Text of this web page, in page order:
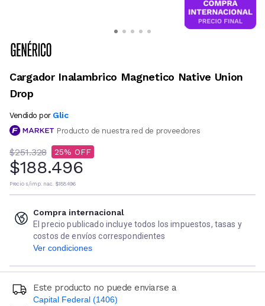
Cargador Inalambrico Magnetico Native Union
Drop
Vendido por Glic
Producto de nuestra red de proveedores
$251.328 25
$188.496
Precio s/imp. nac. $188.496
Compra internacional
El precio publicado incluye todos los impuestos, tasas y
costos de envíos correspondientes
Ver condiciones
Este producto no puede enviarse a
Capital Federal (1406)